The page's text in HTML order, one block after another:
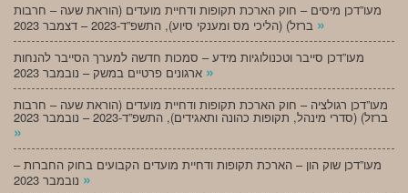
מעו”דכן מיסים – חוק הארכת תקופות ודחיית מועדים (הוראת שעה – חרבות
»
מעו”דכן סייבר וטכנולוגיות מידע – סמכות חדשה למערך הסייבר להנחות
»
מעו”דכן רגולציה – חוק הארכת תקופות ודחיית מועדים (הוראת שעה – חרבות
ברזל) (סדרי מינהל, תקופות כהונה ותאגידים), התשפ”ד-2023 – נובמבר 2023
»
מעו”דכן שוק הון – הארכת תקופות ודחיית מועדים הקבועים בחוק החברות –
»